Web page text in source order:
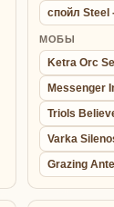
спойл Steel
МОБЫ
Ketra Orc
Messenger
Triols
Varka
Grazing